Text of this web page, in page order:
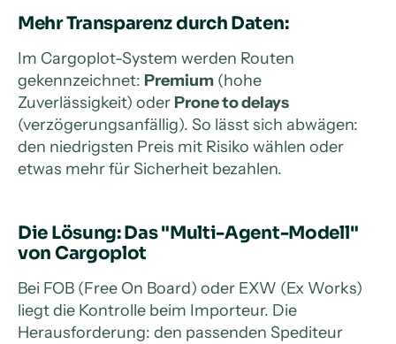
Mehr Transparenz durch Daten:
Im Cargoplot-System werden Routen
gekennzeichnet: Premium (hohe
Zuverlässigkeit) oder Prone to delays
(verzögerungsanfällig). So lässt sich abwägen:
den niedrigsten Preis mit Risiko wählen oder
etwas mehr für Sicherheit bezahlen.
Die Lösung: Das "Multi-Agent-Modell"
von Cargoplot
Bei FOB (Free On Board) oder EXW (Ex Works)
liegt die Kontrolle beim Importeur. Die
Herausforderung: den passenden Spediteur